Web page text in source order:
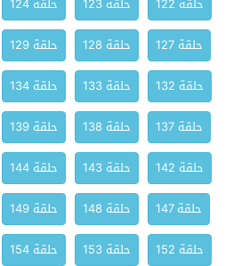
حلقة 127
حلقة 128 حلقة 129
حلقة 132
حلقة 133 حلقة 134
حلقة 137
حلقة 138 حلقة 139
حلقة 142
حلقة 143 حلقة 144
حلقة 147
حلقة 148 حلقة 149
حلقة 152
حلقة 153 حلقة 154